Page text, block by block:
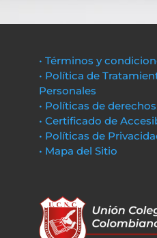
• Términos y
• Política de
Personales
• Políticas de
• Certificado de
• Políticas de
• Mapa del Sitio